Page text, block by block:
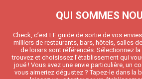
QUI SOMMES
Check, c’est LE guide de sortie de vos
milliers de restaurants, bars, hôtels, salles
de loisirs sont référencés. Sélectionnez
trouvez et choisissez l’établissement qui
joué ! Vous avez une envie particulière, un
vous aimeriez dégustez ? Tapez-le dans la